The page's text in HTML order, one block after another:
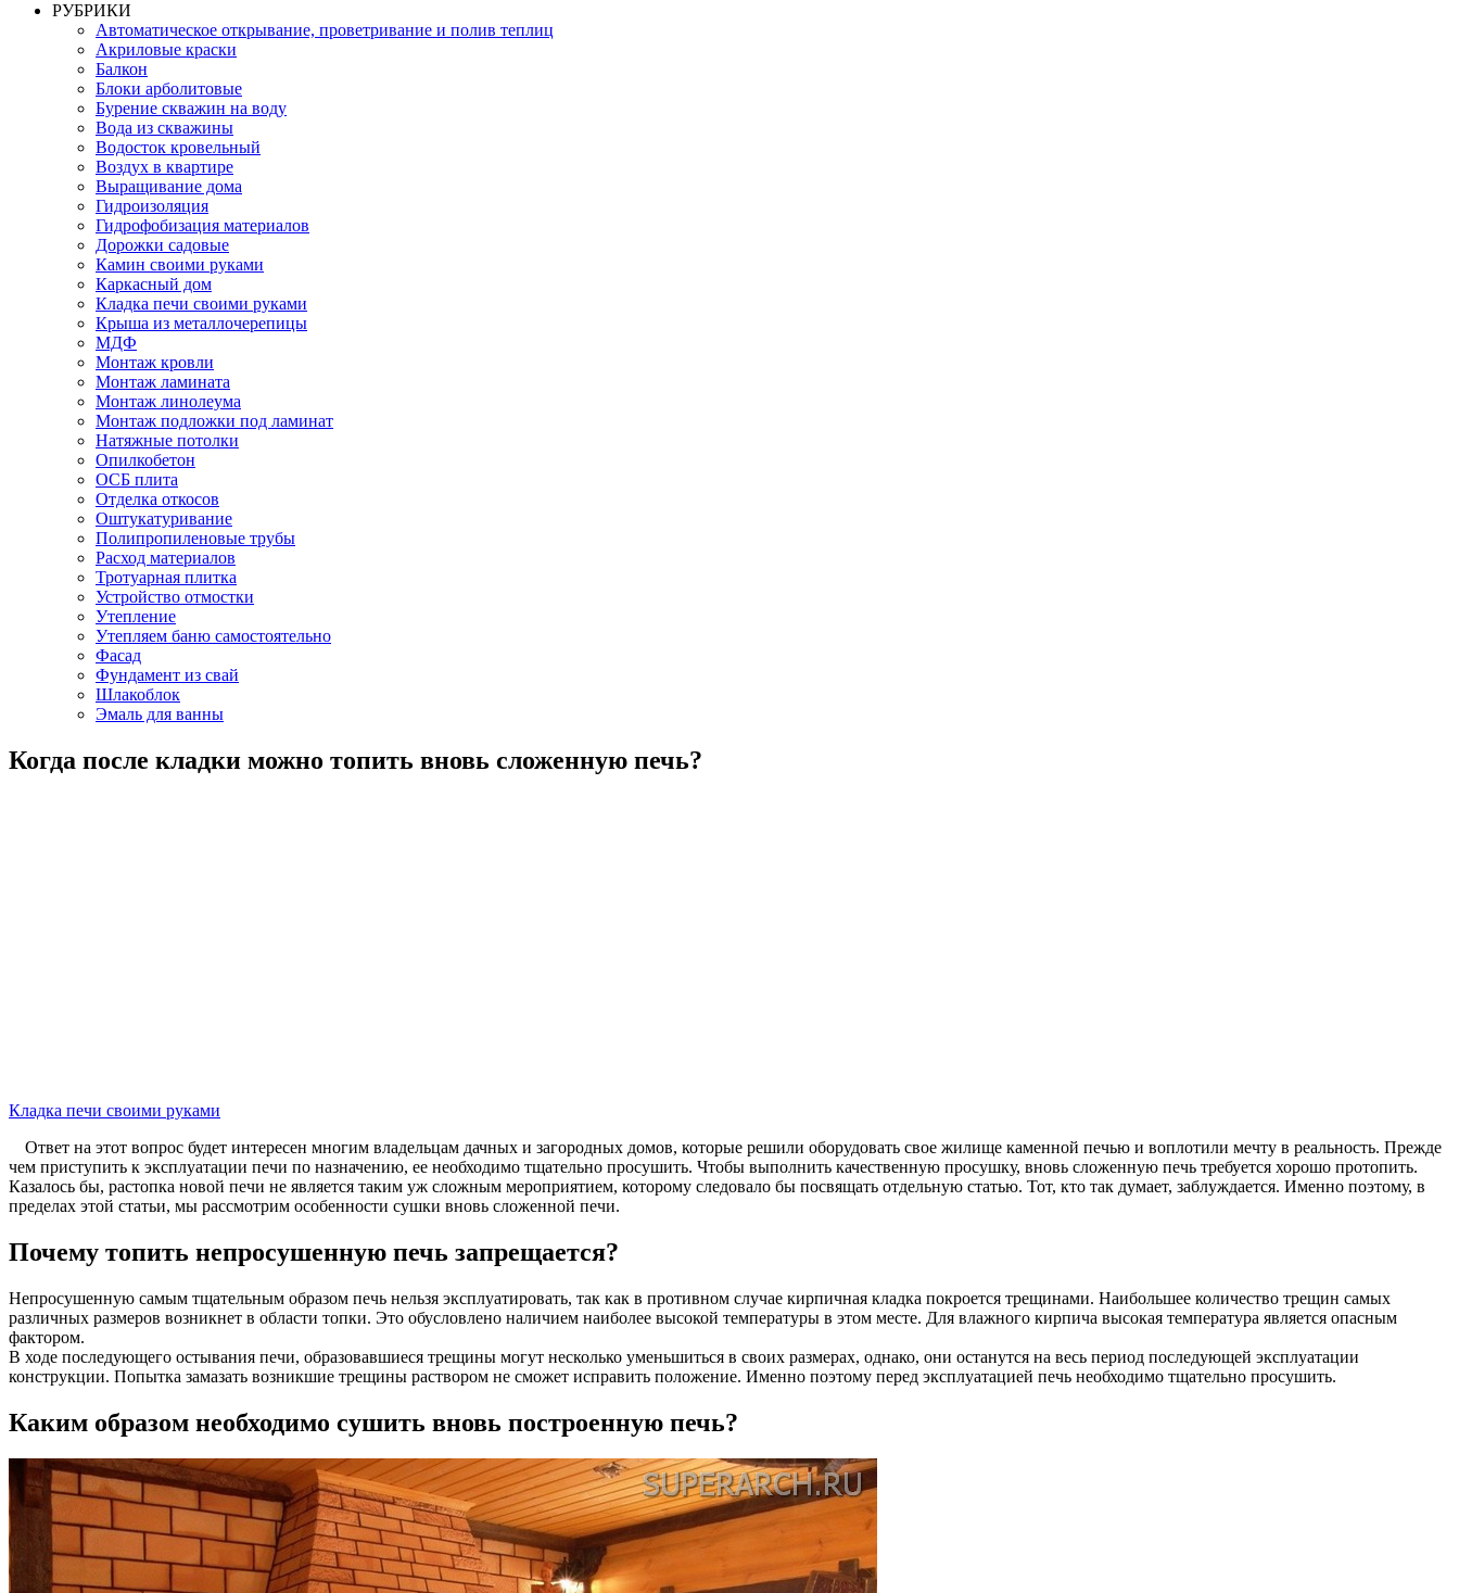
РУБРИКИ
Автоматическое открывание, проветривание и полив теплиц
Акриловые краски
Балкон
Блоки арболитовые
Бурение скважин на воду
Вода из скважины
Водосток кровельный
Воздух в квартире
Выращивание дома
Гидроизоляция
Гидрофобизация материалов
Дорожки садовые
Камин своими руками
Каркасный дом
Кладка печи своими руками
Крыша из металлочерепицы
МДФ
Монтаж кровли
Монтаж ламината
Монтаж линолеума
Монтаж подложки под ламинат
Натяжные потолки
Опилкобетон
ОСБ плита
Отделка откосов
Оштукатуривание
Полипропиленовые трубы
Расход материалов
Тротуарная плитка
Устройство отмостки
Утепление
Утепляем баню самостоятельно
Фасад
Фундамент из свай
Шлакоблок
Эмаль для ванны
Когда после кладки можно топить вновь сложенную печь?
Кладка печи своими руками
Ответ на этот вопрос будет интересен многим владельцам дачных и загородных домов, которые решили оборудовать свое жилище каменной печью и воплотили мечту в реальность. Прежде
чем приступить к эксплуатации печи по назначению, ее необходимо тщательно просушить. Чтобы выполнить качественную просушку, вновь сложенную печь требуется хорошо протопить.
Казалось бы, растопка новой печи не является таким уж сложным мероприятием, которому следовало бы посвящать отдельную статью. Тот, кто так думает, заблуждается. Именно поэтому, в
пределах этой статьи, мы рассмотрим особенности сушки вновь сложенной печи.
Почему топить непросушенную печь запрещается?
Непросушенную самым тщательным образом печь нельзя эксплуатировать, так как в противном случае кирпичная кладка покроется трещинами. Наибольшее количество трещин самых
различных размеров возникнет в области топки. Это обусловлено наличием наиболее высокой температуры в этом месте. Для влажного кирпича высокая температура является опасным
фактором.
В ходе последующего остывания печи, образовавшиеся трещины могут несколько уменьшиться в своих размерах, однако, они останутся на весь период последующей эксплуатации
конструкции. Попытка замазать возникшие трещины раствором не сможет исправить положение. Именно поэтому перед эксплуатацией печь необходимо тщательно просушить.
Каким образом необходимо сушить вновь построенную печь?